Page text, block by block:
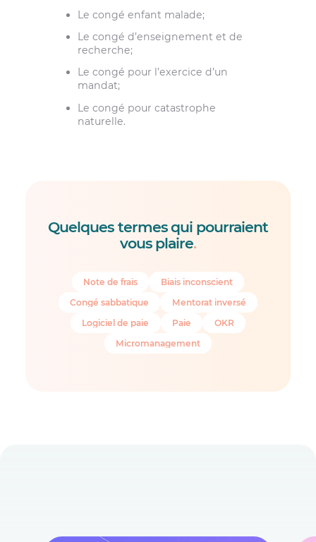
Le congé enfant malade;
Le congé d’enseignement et de
recherche;
Le congé pour l’exercice d’un
mandat;
Le congé pour catastrophe
naturelle.
Quelques termes qui pourraient
vous plaire.
Note de frais
Biais inconscient
Congé sabbatique
Mentorat inversé
Logiciel de paie
Paie
OKR
Micromanagement